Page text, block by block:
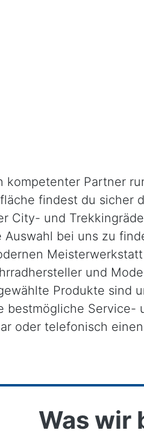
kompetenter Partner
findest du sicher
City- und
bei uns zu
und
Produkte sind
bestmögliche
oder telefonisch
Was wir